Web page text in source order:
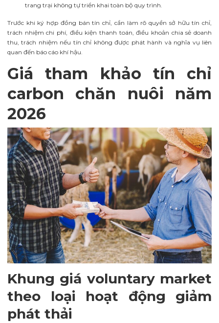
trang trại không tự triển khai toàn bộ quy trình.
Trước khi ký hợp đồng bán tín chỉ, cần làm rõ quyền sở hữu tín chỉ,
trách nhiệm chi phí, điều kiện thanh toán, điều khoản chia sẻ doanh
thu, trách nhiệm nếu tín chỉ không được phát hành và nghĩa vụ liên
quan đến báo cáo khí hậu.
Giá tham khảo tín chỉ
carbon chăn nuôi năm
2026
Khung giá voluntary market
theo loại hoạt động giảm
phát thải